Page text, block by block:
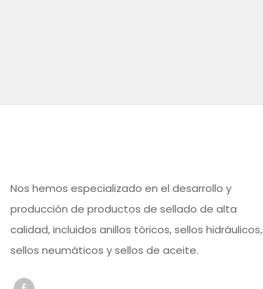
Nos hemos especializado en el desarrollo y
producción de productos de sellado de alta
calidad, incluidos anillos tóricos, sellos hidráulicos,
sellos neumáticos y sellos de aceite.